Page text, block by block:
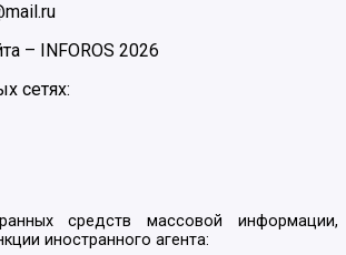
– INFOROS 2026
сетях:
средств массовой информации,
иностранного агента: